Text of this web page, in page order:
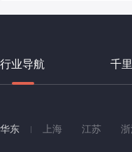
行业导航 千
华东 上海 江苏 浙